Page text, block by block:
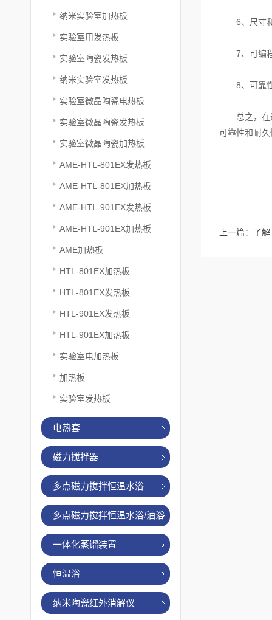
纳米实验室加热板
实验室用发热板
实验室陶瓷发热板
纳米实验室发热板
实验室微晶陶瓷电热板
实验室微晶陶瓷发热板
实验室微晶陶瓷加热板
AME-HTL-801EX发热板
AME-HTL-801EX加热板
AME-HTL-901EX发热板
AME-HTL-901EX加热板
AME加热板
HTL-801EX加热板
HTL-801EX发热板
HTL-901EX发热板
HTL-901EX加热板
实验室电加热板
加热板
实验室发热板
电热套
磁力搅拌器
多点磁力搅拌恒温水浴
多点磁力搅拌恒温水浴/油浴
一体化蒸馏装置
恒温浴
纳米陶瓷红外消解仪
6、尺寸和
7、可编程
8、可靠性
总之，在选
可靠性和耐
上一篇： 了